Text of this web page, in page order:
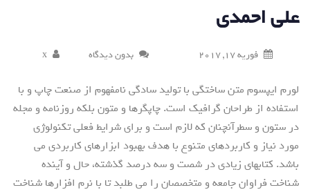
علی احمدی
فوریه 17, 2017 بدون دیدگاه x
لورم ایپسوم متن ساختگی با تولید سادگی نامفهوم از صنعت چاپ و با
استفاده از طراحان گرافیک است. چاپگرها و متون بلکه روزنامه و مجله
در ستون و سطرآنچنان که لازم است و برای شرایط فعلی تکنولوژی
مورد نیاز و کاربردهای متنوع با هدف بهبود ابزارهای کاربردی می
باشد. کتابهای زیادی در شصت و سه درصد گذشته، حال و آینده
شناخت فراوان جامعه و متخصصان را می طلبد تا با نرم افزارها شناخت